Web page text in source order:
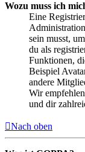
Wozu muss ich
Eine
sein musst,
du als
Funktionen,
Beispiel
andere
Wir
und dir
Nach oben